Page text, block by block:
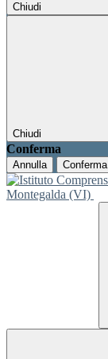
Chiudi
Chiudi
Conferma
Annulla Conferma
Montegalda (VI)